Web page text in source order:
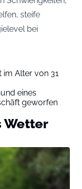
steife
bei
im Alter von 31
eines
geworfen
Wetter